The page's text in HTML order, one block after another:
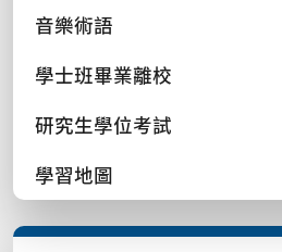
音樂術語
學士班畢業離校
研究生學位考試
學習地圖